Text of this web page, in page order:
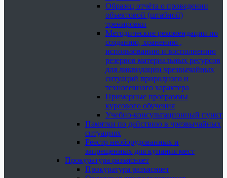
Образец отчёта о проведении
объектовой (штабной)
тренировки
Методические рекомендации по
созданию, хранению ,
использованию и восполнению
резервов материальных ресурсов
для ликвидации чрезвычайных
ситуаций природного и
техногенного характера
Примерные программы
курсового обучения
Учебно-консультационный пункт
Памятки по действию в чрезвычайных
ситуациях
Реестр необорудованных и
запрещенных для купания мест
Прокуратура разъясняет
Прокуратура разъясняет